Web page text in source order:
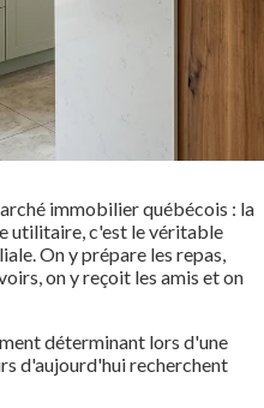
immobilier québécois : la
utilitaire, c'est le véritable
On y prépare les repas,
on y reçoit les amis et on
déterminant lors d'une
d'aujourd'hui recherchent